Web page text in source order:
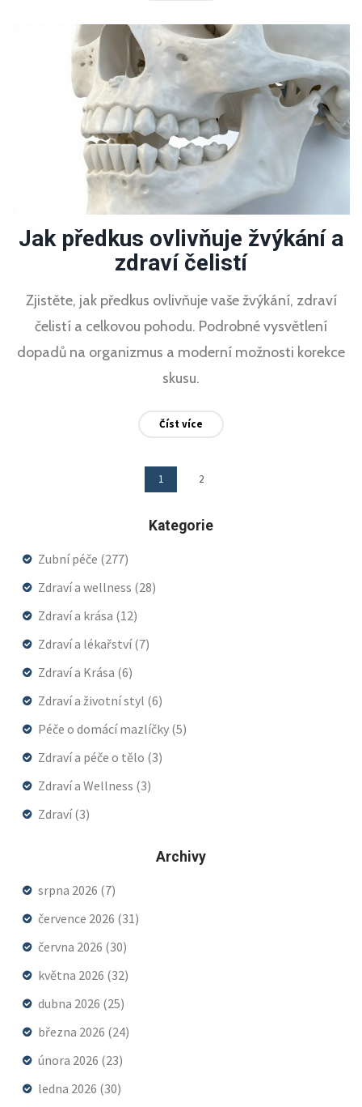
Jak předkus ovlivňuje žvýkání a
zdraví čelistí
Zjistěte, jak předkus ovlivňuje vaše žvýkání, zdraví
čelistí a celkovou pohodu. Podrobné vysvětlení
dopadů na organizmus a moderní možnosti korekce
skusu.
Číst více
1 2
Kategorie
Zubní péče (277)
Zdraví a wellness (28)
Zdraví a krása (12)
Zdraví a lékařství(7)
Zdraví a Krása (6)
Zdraví a životní styl (6)
Péče o domácí mazlíčky (5)
Zdraví a péče o tělo (3)
Zdraví a Wellness (3)
Zdraví(3)
Archivy
srpna 2026 (7)
července 2026 (31)
června 2026 (30)
května 2026 (32)
dubna 2026 (25)
března 2026 (24)
února 2026 (23)
ledna 2026 (30)